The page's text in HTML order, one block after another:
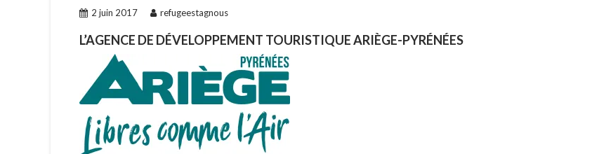
2 juin 2017 refugeestagnous
L’AGENCE DE DÉVELOPPEMENT TOURISTIQUE ARIÈGE-PYRÉNÉES